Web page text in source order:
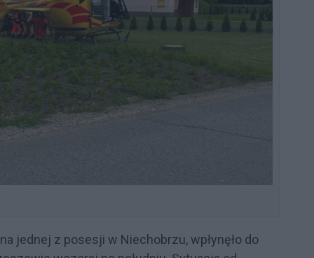
jednej z posesji w Niechobrzu, wpłynęło do